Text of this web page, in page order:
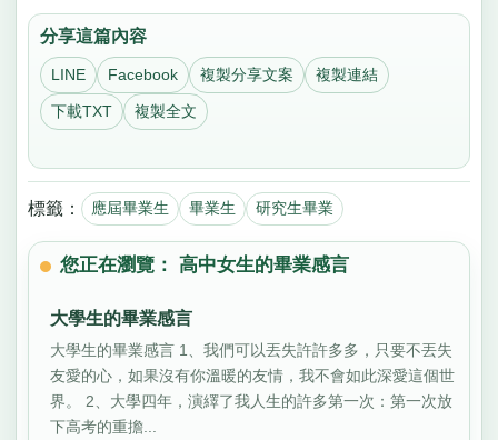
分享這篇內容
LINE Facebook 複製分享文案 複製連結
下載TXT 複製全文
標籤： 應屆畢業生 畢業生 研究生畢業
您正在瀏覽： 高中女生的畢業感言
大學生的畢業感言
大學生的畢業感言 1、我們可以丟失許許多多，只要不丟失
友愛的心，如果沒有你溫暖的友情，我不會如此深愛這個世
界。 2、大學四年，演繹了我人生的許多第一次：第一次放
下高考的重擔...